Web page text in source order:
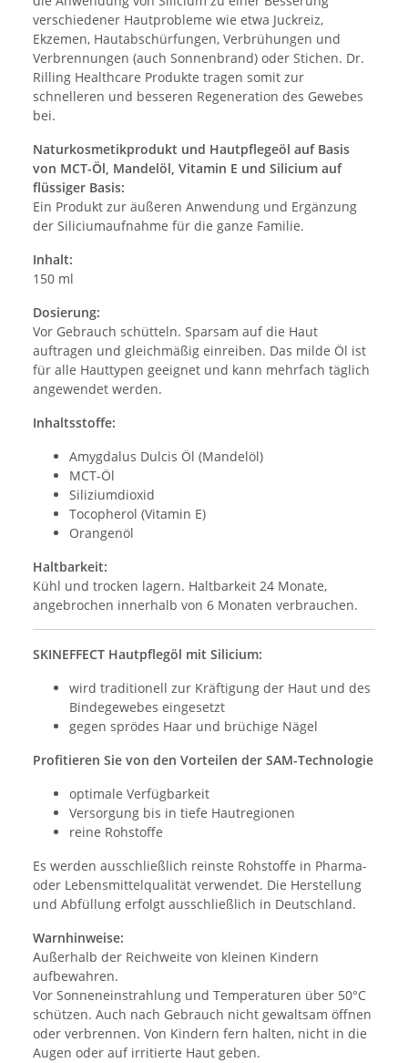
verschiedener Hautprobleme wie etwa Juckreiz,
Ekzemen, Hautabschürfungen, Verbrühungen und
Verbrennungen (auch Sonnenbrand) oder Stichen. Dr.
Rilling Healthcare Produkte tragen somit zur
schnelleren und besseren Regeneration des Gewebes
bei.
Naturkosmetikprodukt und Hautpflegeöl auf Basis
von MCT-Öl, Mandelöl, Vitamin E und Silicium auf
flüssiger Basis:
Ein Produkt zur äußeren Anwendung und Ergänzung
der Siliciumaufnahme für die ganze Familie.
Inhalt:
150 ml
Dosierung:
Vor Gebrauch schütteln. Sparsam auf die Haut
auftragen und gleichmäßig einreiben. Das milde Öl ist
für alle Hauttypen geeignet und kann mehrfach täglich
angewendet werden.
Inhaltsstoffe:
Amygdalus Dulcis Öl (Mandelöl)
MCT-Öl
Siliziumdioxid
Tocopherol (Vitamin E)
Orangenöl
Haltbarkeit:
Kühl und trocken lagern. Haltbarkeit 24 Monate,
angebrochen innerhalb von 6 Monaten verbrauchen.
SKINEFFECT Hautpflegöl mit Silicium:
wird traditionell zur Kräftigung der Haut und des
Bindegewebes eingesetzt
gegen sprödes Haar und brüchige Nägel
Profitieren Sie von den Vorteilen der SAM-Technologie
optimale Verfügbarkeit
Versorgung bis in tiefe Hautregionen
reine Rohstoffe
Es werden ausschließlich reinste Rohstoffe in Pharma-
oder Lebensmittelqualität verwendet. Die Herstellung
und Abfüllung erfolgt ausschließlich in Deutschland.
Warnhinweise:
Außerhalb der Reichweite von kleinen Kindern
aufbewahren.
Vor Sonneneinstrahlung und Temperaturen über 50°C
schützen. Auch nach Gebrauch nicht gewaltsam öffnen
oder verbrennen. Von Kindern fern halten, nicht in die
Augen oder auf irritierte Haut geben.